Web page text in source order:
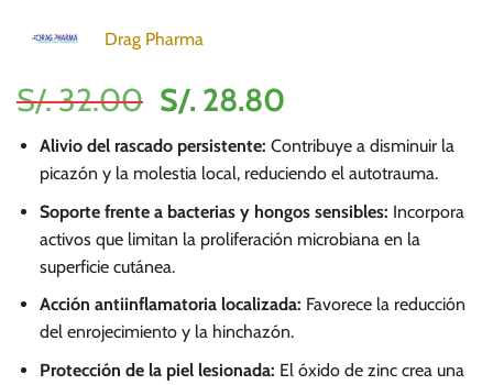
Drag Pharma
S/.32.00 El
precio
original
era:
S/.
32.00.
S/. 28.80El
precio
actual
es:
S/.
28.80.
Alivio del rascado persistente: Contribuye a disminuir la
picazón y la molestia local, reduciendo el autotrauma.
Soporte frente a bacterias y hongos sensibles: Incorpora
activos que limitan la proliferación microbiana en la
superficie cutánea.
Acción antiinflamatoria localizada: Favorece la reducción
del enrojecimiento y la hinchazón.
Protección de la piel lesionada: El óxido de zinc crea una